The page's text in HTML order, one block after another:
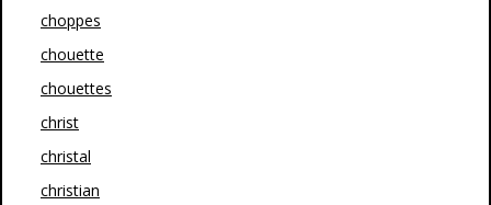
choppes
chouette
chouettes
christ
christal
christian